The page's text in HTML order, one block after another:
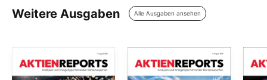
Weitere Ausgaben Alle Ausgaben ansehen